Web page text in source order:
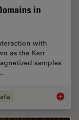
in
with
as the Kerr
samples